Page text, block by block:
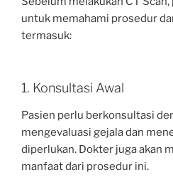
untuk memahami prosedur
termasuk:
1. Konsultasi Awal
Pasien perlu berkonsultasi
mengevaluasi gejala dan
diperlukan. Dokter juga akan
manfaat dari prosedur ini.